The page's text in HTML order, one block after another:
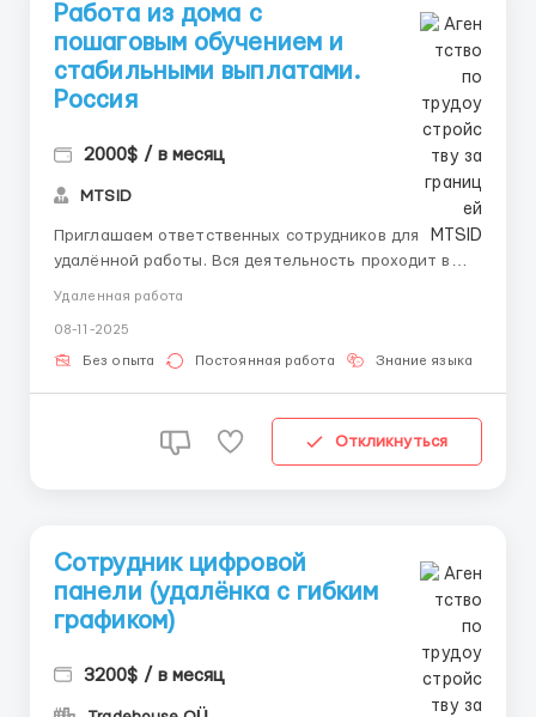
Работа из дома с
пошаговым обучением и
стабильными выплатами.
Россия
2000$ / в месяц
MTSID
Приглашаем ответственных сотрудников для
удалённой работы. Вся деятельность проходит в
интернете — без звонков, встреч и вложений.
поддержкой куратора. Основная задача — помощь в
регистрации и обработка входящих заявок. Всё
Удаленная работа
08-11-2025
Без опыта Постоянная работа Знание языка
Откликнуться
Сотрудник цифровой
панели (удалёнка с гибким
графиком)
3200$ / в месяц